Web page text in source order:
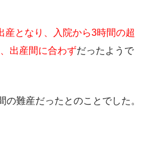
産となり、入院から3時間の超
出産間に合わずだったようで
の難産だったとのことでした。